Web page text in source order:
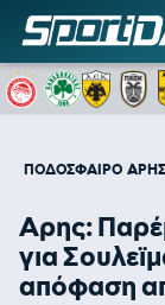
ΠΟΔΟΣΦΑΙΡΟ ΑΡΗΣ
Αρης:
για
απόφαση